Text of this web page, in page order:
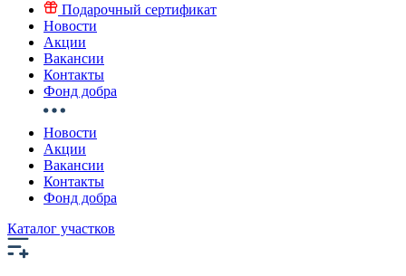
Подарочный сертификат
Новости
Акции
Вакансии
Контакты
Фонд добра
Новости
Акции
Вакансии
Контакты
Фонд добра
Каталог участков